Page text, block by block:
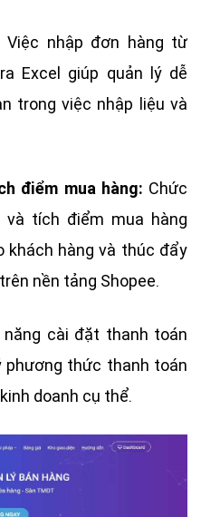
Việc nhập đơn hàng từ
Excel giúp quản lý dễ
trong việc nhập liệu và
điểm mua hàng: Chức
tích điểm mua hàng
khách hàng và thúc đẩy
nền tảng Shopee.
năng cài đặt thanh toán
phương thức thanh toán
doanh cụ thể.